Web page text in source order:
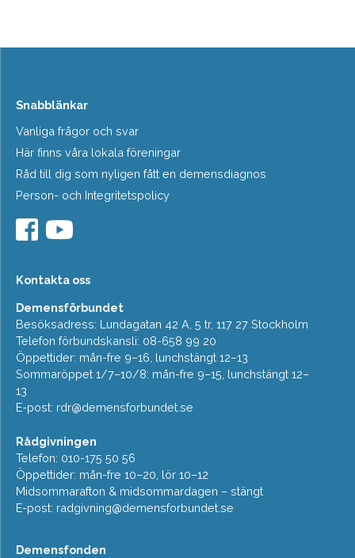
Snabblänkar
Vanliga frågor och svar
Här finns våra lokala föreningar
Råd till dig som nyligen fått en demensdiagnos
Person- och Integritetspolicy
Kontakta oss
Demensförbundet
Besöksadress: Lundagatan 42 A, 5 tr, 117 27 Stockholm
Telefon förbundskansli: 08-658 99 20
Öppettider: mån-fre 9–16, lunchstängt 12–13
Sommaröppet 1/7–10/8: mån-fre 9–15, lunchstängt 12–
13
E-post: rdr@demensforbundet.se
Rådgivningen
Telefon: 010-175 50 56
Öppettider: mån-fre 10–20, lör 10–12
Midsommarafton & midsommardagen – stängt
E-post: radgivning@demensforbundet.se
Demensfonden